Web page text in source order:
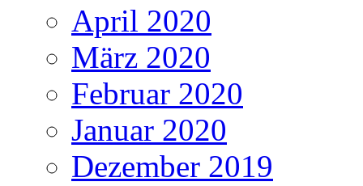
April 2020
März 2020
Februar 2020
Januar 2020
Dezember 2019